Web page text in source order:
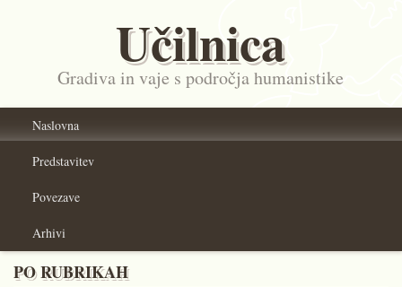
Učilnica
Gradiva in vaje s področja humanistike
Naslovna
Predstavitev
Povezave
Arhivi
PO RUBRIKAH